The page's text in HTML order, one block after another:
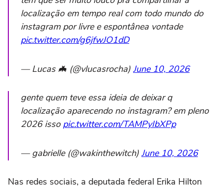
localização em tempo real com todo mundo do
instagram por livre e espontânea vontade
pic.twitter.com/g6jfwJO1dD
— Lucas 🦇 (@vlucasrocha) June 10, 2026
gente quem teve essa ideia de deixar q
localização aparecendo no instagram? em pleno
2026 isso pic.twitter.com/TAMPyIbXPp
— gabrielle (@wakinthewitch) June 10, 2026
Nas redes sociais, a deputada federal Erika Hilton